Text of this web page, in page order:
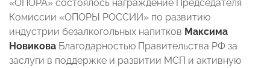
«ОПОРА» состоялось награждение Председателя
Комиссии «ОПОРЫ РОССИИ» по развитию
индустрии безалкогольных напитков Максима
Новикова Благодарностью Правительства РФ за
заслуги в поддержке и развитии МСП и активную